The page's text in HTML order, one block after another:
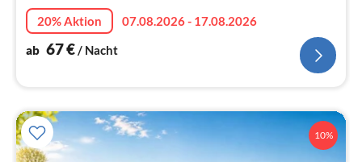
20% Aktion
07.08.2026 - 17.08.2026
ab 67€/ Nacht
10%